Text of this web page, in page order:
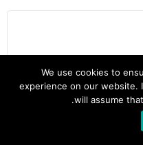
We use cookies to
experience on our website.
will assume